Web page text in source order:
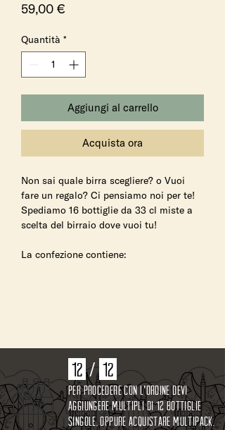
59,00 €
Quantità *
Aggiungi al carrello
Acquista ora
Non sai quale birra scegliere? o Vuoi
fare un regalo? Ci pensiamo noi per te!
Spediamo 16 bottiglie da 33 cl miste a
scelta del birraio dove vuoi tu!
La confezione contiene:
12 / 12
per procedere con l'ordine devi
aggiungere multipli di 12 bottiglie
singole, oppure acquistare multipack.